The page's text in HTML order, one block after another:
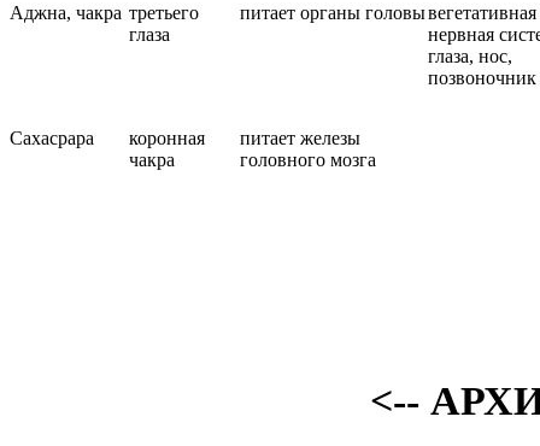
Аджна, чакра третьего
глаза
питает органы головывегетативная
нервная
глаза, нос,
позвоночник
Сахасрара
коронная
чакра
питает железы
головного мозга
<--